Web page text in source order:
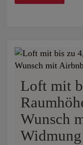
Loft mit
Wunsch
Widmung